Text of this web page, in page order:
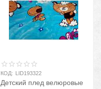
КОД: LID193322
Детский плед велюровые